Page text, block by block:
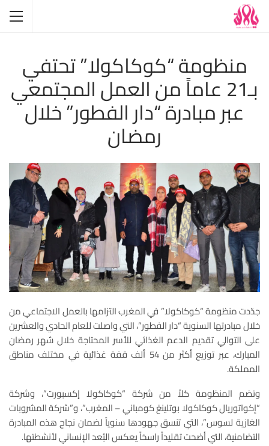
منظومة “كوكاكولا” تحتفي
بـ21 عاماً من العمل المجتمعي
عبر مبادرة “دار الفطور” خلال
رمضان
جدّدت منظومة “كوكاكولا” في المغرب التزامها بالعمل الاجتماعي من
خلال مبادرتها السنوية “دار الفطور”، التي واصلت للعام الحادي والعشرين
على التوالي تقديم الدعم الغذائي للأسر المحتاجة خلال شهر رمضان
المبارك، عبر توزيع أكثر من 54 ألف قفة غذائية في مختلف مناطق
المملكة.
وتضم المنظومة كلاً من شركة “كوكاكولا إكسبورت”، وشركة
“إكواتوريال كوكاكولا بوتلينغ كومباني – المغرب”، و”شركة المشروبات
الغازية لسوس”، التي تنسق جهودها سنوياً لضمان نجاح هذه المبادرة
التضامنية، التي أضحت تقليداً راسخاً يعكس البُعد الإنساني لأنشطتها.